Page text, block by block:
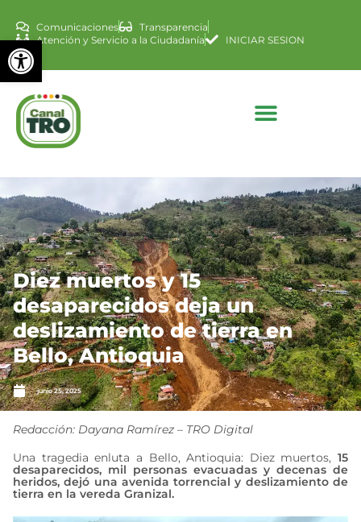
Abrir barra de
Comunicaciones
Transparencia
Atención y Servicio a la Ciudadanía
INICIAR SESION
Diez muertos y 15
desaparecidos deja un
deslizamiento de tierra en
Bello, Antioquia
junio 25, 2025
Redacción: Dayana Ramírez – TRO Digital
Una tragedia enluta a Bello, Antioquia: Diez muertos, 15
desaparecidos, mil personas evacuadas y decenas de
heridos, dejó una avenida torrencial y deslizamiento de
tierra en la vereda Granizal.